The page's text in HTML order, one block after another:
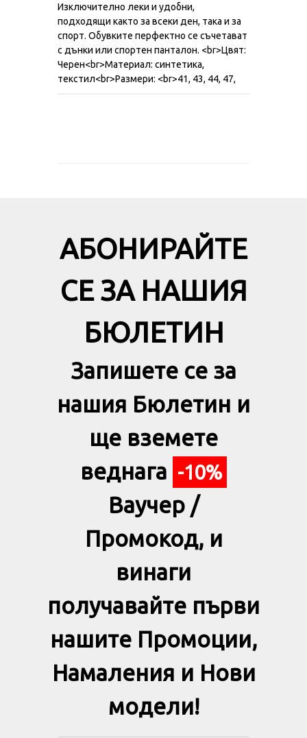
Изключително леки и удобни,
подходящи както за всеки ден, така и за
спорт. Обувките перфектно се съчетават
с дънки или спортен панталон. <br>Цвят:
Черен<br>Материал: синтетика,
текстил<br>Размери: <br>41, 43, 44, 47,
АБОНИРАЙТЕ
СЕ ЗА НАШИЯ
БЮЛЕТИН
Запишете се за
нашия Бюлетин и
ще вземете
веднага -10%
Ваучер /
Промокод, и
винаги
получавайте първи
нашите Промоции,
Намаления и Нови
модели!